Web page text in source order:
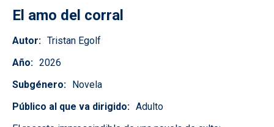
El amo del corral
Autor
Tristan Egolf
Año
2026
Subgénero
Novela
Público al que va dirigido
Adulto